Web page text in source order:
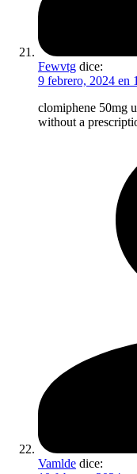
Fewvtg dice:
9 febrero, 2024 en
clomiphene 50mg
without a
Vamlde dice: